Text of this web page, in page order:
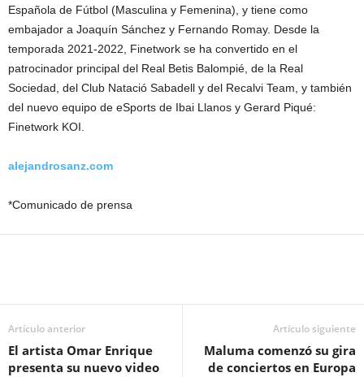
Española de Fútbol (Masculina y Femenina), y tiene como
embajador a Joaquín Sánchez y Fernando Romay. Desde la
temporada 2021-2022, Finetwork se ha convertido en el
patrocinador principal del Real Betis Balompié, de la Real
Sociedad, del Club Natació Sabadell y del Recalvi Team, y también
del nuevo equipo de eSports de Ibai Llanos y Gerard Piqué:
Finetwork KOI.
alejandrosanz.com
*Comunicado de prensa
Artículo anterior
El artista Omar Enrique
presenta su nuevo video
Artículo siguiente
Maluma comenzó su gira
de conciertos en Europa